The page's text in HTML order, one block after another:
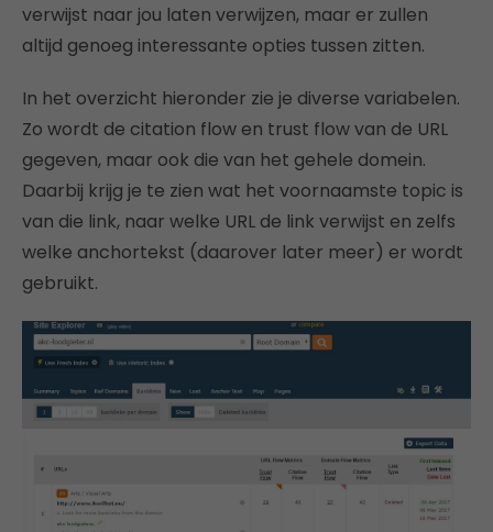
verwijst naar jou laten verwijzen, maar er zullen
altijd genoeg interessante opties tussen zitten.
In het overzicht hieronder zie je diverse variabelen.
Zo wordt de citation flow en trust flow van de URL
gegeven, maar ook die van het gehele domein.
Daarbij krijg je te zien wat het voornaamste topic is
van die link, naar welke URL de link verwijst en zelfs
welke anchortekst (daarover later meer) er wordt
gebruikt.